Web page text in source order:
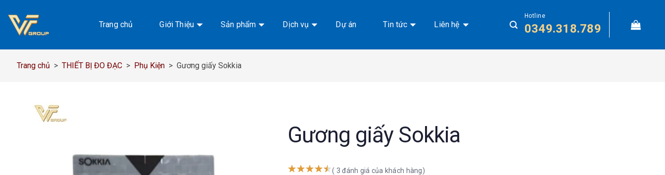
đến
Trang chủ Giới Thiệu Sản phẩm Dịch vụ Dự án Tin tức Liên hệ
Hotline
0349.318.789
Trang chủ > THIẾT BỊ ĐO ĐẠC > Phụ Kiện > Gương giấy Sokkia
Gương giấy Sokkia
( 3 đánh giá của khách hàng)